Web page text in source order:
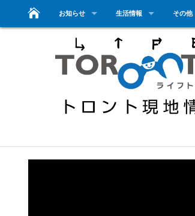
お知らせ 生活情報 その他